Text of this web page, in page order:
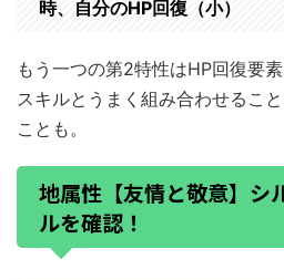
時、自分のHP回復（小）
もう一つの第2特性はHP回復要
スキルとうまく組み合わせるこ
ことも。
地属性【友情と敬意】シ
ルを確認！